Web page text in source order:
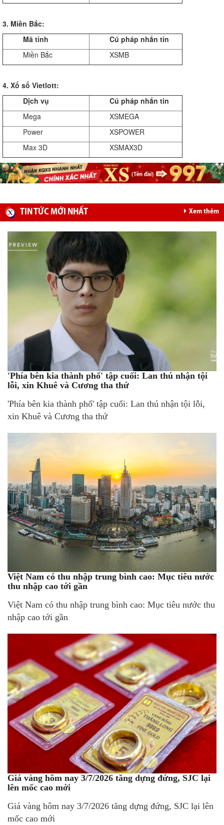
3. Miền Bắc:
Mã tỉnh
Cú pháp nhắn tin
Miền Bắc
XSMB
4. Xổ số Vietlott:
Dịch vụ
Cú pháp nhắn tin
Mega
XSMEGA
Power
XSPOWER
Max 3D
XSMAX3D
TIN TỨC MỚI NHẤT Xem thêm
'Phía bên kia thành phố' tập cuối: Lan thú nhận tội
lỗi, xin Khuê và Cương tha thứ
'Phía bên kia thành phố' tập cuối: Lan thú nhận tội lỗi,
xin Khuê và Cương tha thứ
Việt Nam có thu nhập trung bình cao: Mục tiêu nước
thu nhập cao tới gần
Việt Nam có thu nhập trung bình cao: Mục tiêu nước thu
nhập cao tới gần
Giá vàng hôm nay 3/7/2026 tăng dựng đứng, SJC lại
lên mốc cao mới
Giá vàng hôm nay 3/7/2026 tăng dựng đứng, SJC lại lên
mốc cao mới